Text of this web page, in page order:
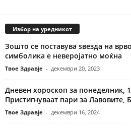
Избор на уредникот
Зошто се поставува ѕвезда на
симболика е неверојатно моќна
Твое Здравје - декември 20, 2023
Дневен хороскоп за понеделник,
Пристигнуваат пари за Лавовите,
Твое Здравје - декември 16, 2024